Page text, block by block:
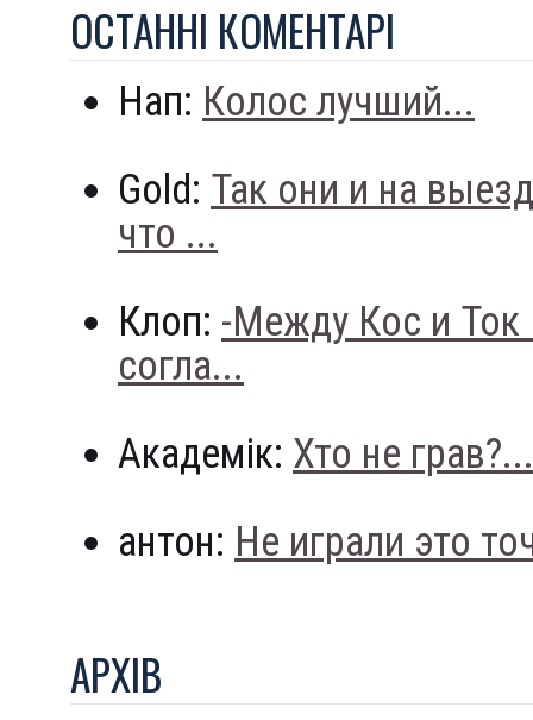
ОСТАННI КОМЕНТАРI
Нап: Колос лучший...
Gold: Так они и на
что ...
Клоп: -Между Кос и
согла...
Академік: Хто не грав?...
антон: Не играли это
АРХIВ